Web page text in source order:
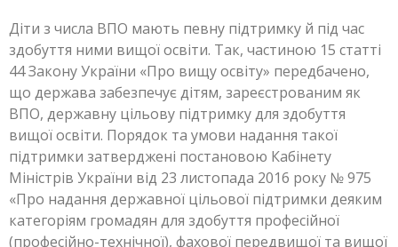
Діти з числа ВПО мають певну підтримку й під час
здобуття ними вищої освіти. Так, частиною 15 статті
44 Закону України «Про вищу освіту» передбачено,
що держава забезпечує дітям, зареєстрованим як
ВПО, державну цільову підтримку для здобуття
вищої освіти. Порядок та умови надання такої
підтримки затверджені постановою Кабінету
Міністрів України від 23 листопада 2016 року № 975
«Про надання державної цільової підтримки деяким
категоріям громадян для здобуття професійної
(професійно-технічної), фахової передвищої та вищої